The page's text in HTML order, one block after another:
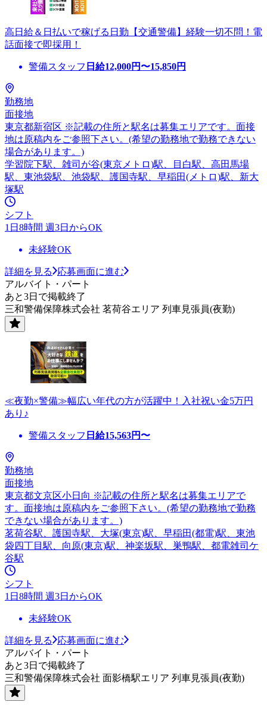
高日給＆日払いで稼げる日勤【交通警備】経験一切不問！電
話面接で即採用！
警備スタッフ 日給12,000円〜15,850円
勤務地
面接地
東京都新宿区 ※記載の住所と駅名は募集エリアです。面接
地は原稿内をご参照下さい。(希望の勤務地で勤務できない
場合があります。)
学習院下駅、雑司が谷(東京メトロ)駅、目白駅、高田馬場
駅、東池袋駅、池袋駅、護国寺駅、早稲田(メトロ)駅、新大
塚駅
シフト
1日8時間 週3日からOK
未経験OK
詳細を見る
応募画面に進む
アルバイト・パート
あと3日で掲載終了
三和警備保障株式会社 茗荷谷エリア 列車見張員(夜勤)
≪夜勤×警備≫幅広い年代の方が活躍中！入社祝い金5万円
あり♪
警備スタッフ 日給15,563円〜
勤務地
面接地
東京都文京区小日向 ※記載の住所と駅名は募集エリアで
す。面接地は原稿内をご参照下さい。(希望の勤務地で勤務
できない場合があります。)
茗荷谷駅、護国寺駅、大塚(東京)駅、早稲田(都電)駅、東池
袋四丁目駅、向原(東京)駅、神楽坂駅、巣鴨駅、都電雑司ケ
谷駅
シフト
1日8時間 週3日からOK
未経験OK
詳細を見る
応募画面に進む
アルバイト・パート
あと3日で掲載終了
三和警備保障株式会社 面影橋駅エリア 列車見張員(夜勤)